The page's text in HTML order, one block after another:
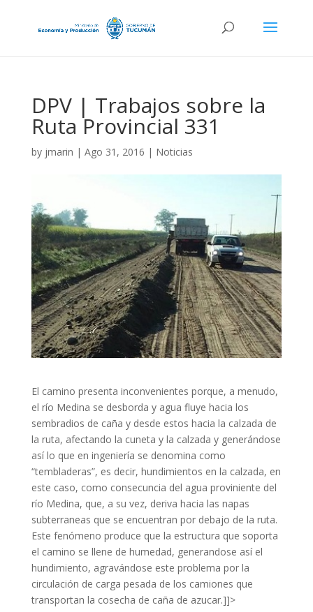
DPV | Trabajos sobre la
Ruta Provincial 331
by jmarin | Ago 31, 2016 | Noticias
El camino presenta inconvenientes porque, a menudo,
el río Medina se desborda y agua fluye hacia los
sembradios de caña y desde estos hacia la calzada de
la ruta, afectando la cuneta y la calzada y generándose
así lo que en ingeniería se denomina como
“tembladeras”, es decir, hundimientos en la calzada, en
este caso, como consecuncia del agua proviniente del
río Medina, que, a su vez, deriva hacia las napas
subterraneas que se encuentran por debajo de la ruta.
Este fenómeno produce que la estructura que soporta
el camino se llene de humedad, generandose así el
hundimiento, agravándose este problema por la
circulación de carga pesada de los camiones que
transportan la cosecha de caña de azucar.]]>